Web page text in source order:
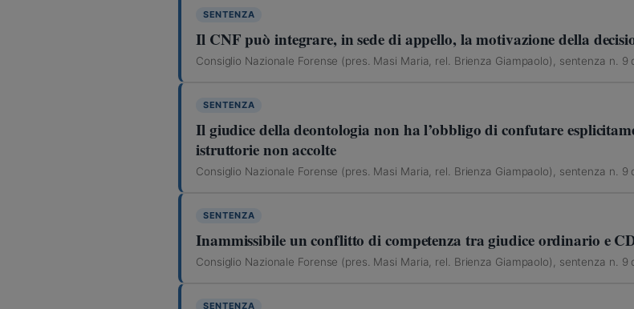
SENTENZA
Il CNF può integrare, in sede di appello, la motivazione della
Consiglio Nazionale Forense (pres. Masi Maria, rel. Brienza Giampaolo), sentenza n. 9
SENTENZA
Il giudice della deontologia non ha l’obbligo di confutare
istruttorie non accolte
Consiglio Nazionale Forense (pres. Masi Maria, rel. Brienza Giampaolo), sentenza n. 9
SENTENZA
Inammissibile un conflitto di competenza tra giudice ordinario e
Consiglio Nazionale Forense (pres. Masi Maria, rel. Brienza Giampaolo), sentenza n. 9
SENTENZA